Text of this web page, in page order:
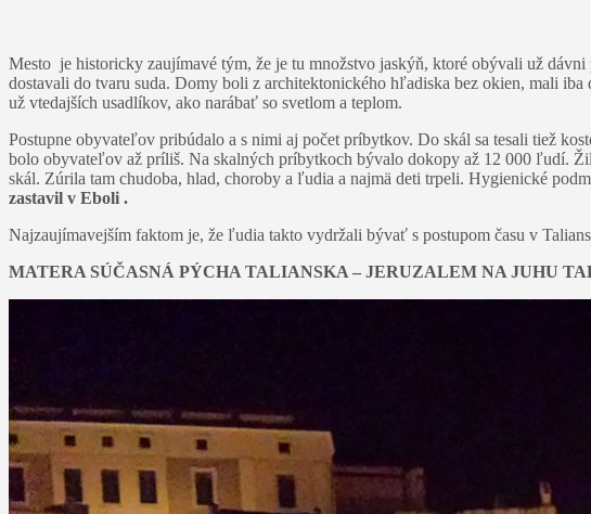
Mesto je historicky zaujímavé tým, že je tu množstvo jaskýň, ktoré obývali už
dostavali do tvaru suda. Domy boli z architektonického hľadiska bez okien, mali
už vtedajších usadlíkov, ako narábať so svetlom a teplom.
Postupne obyvateľov pribúdalo a s nimi aj počet príbytkov. Do skál sa tesali tiež
bolo obyvateľov až príliš. Na skalných príbytkoch bývalo dokopy až 12 000 ľudí.
skál. Zúrila tam chudoba, hlad, choroby a ľudia a najmä deti trpeli. Hygienické
zastavil v Eboli .
Najzaujímavejším faktom je, že ľudia takto vydržali bývať s postupom času v
MATERA SÚČASNÁ PÝCHA TALIANSKA – JERUZALEM NA JUHU